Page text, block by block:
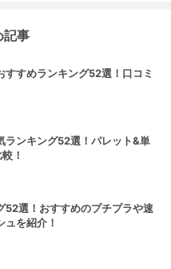
記事
すすめランキング52選！口コミ
ランキング52選！パレット&単
！
52選！おすすめのプチプラや速
を紹介！